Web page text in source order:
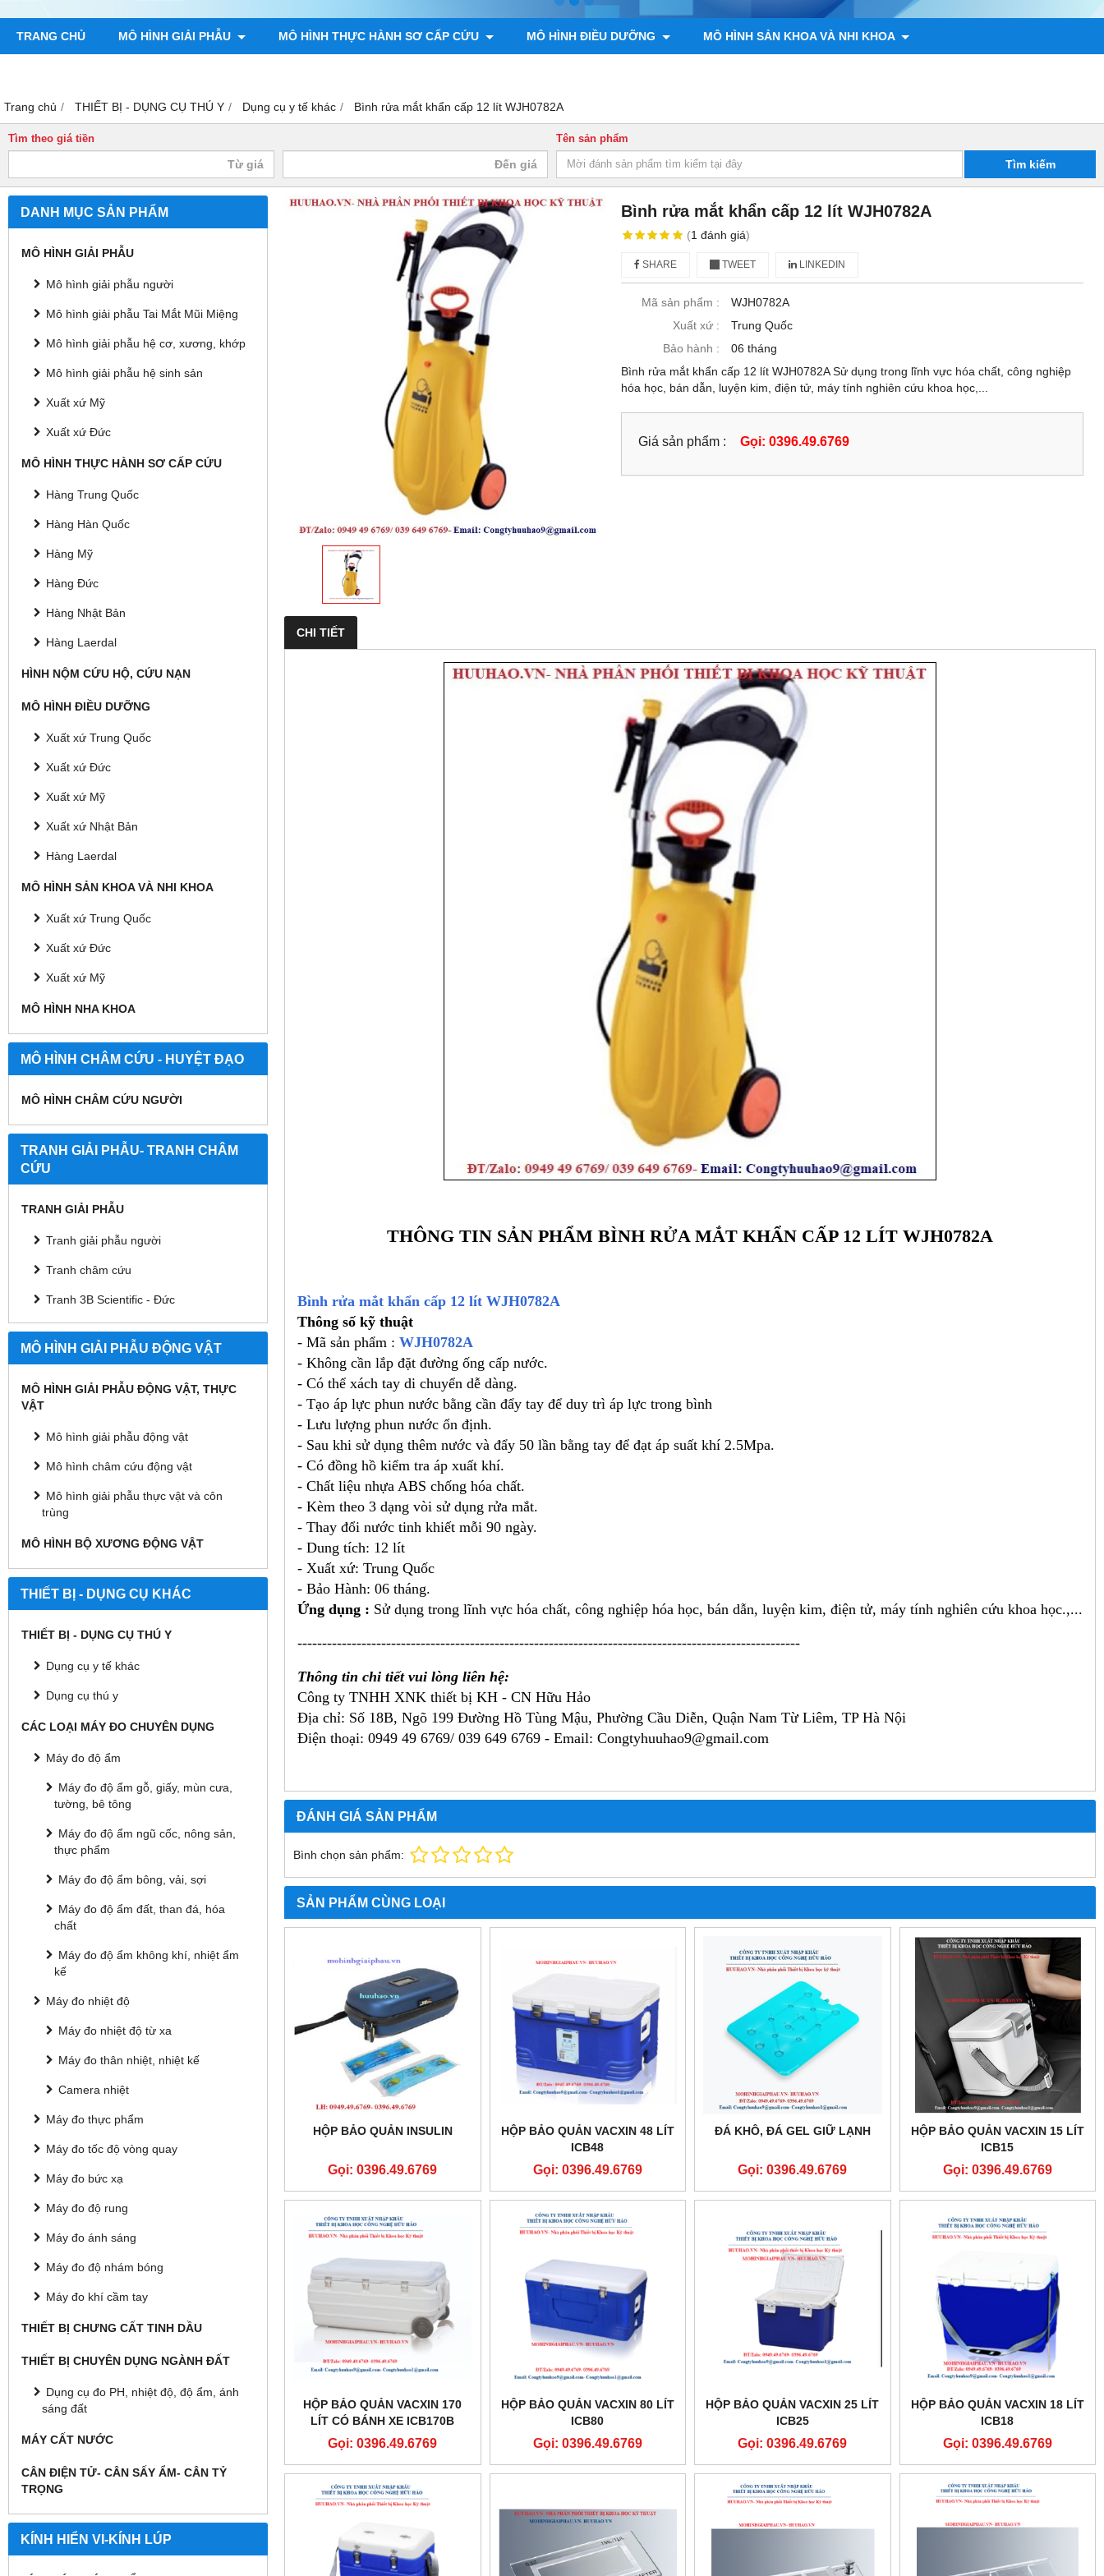
TRANG CHỦ MÔ HÌNH GIẢI PHẪU MÔ HÌNH THỰC HÀNH SƠ CẤP CỨU MÔ HÌNH ĐIỀU DƯỠNG MÔ HÌNH SẢN KHOA VÀ NHI KHOA
Trang chủ THIẾT BỊ - DỤNG CỤ THÚ Y Dụng cụ y tế khác Bình rửa mắt khẩn cấp 12 lít WJH0782A
Tìm theo giá tiền Tên sản phẩm
Tìm kiếm
DANH MỤC SẢN PHẨM
MÔ HÌNH GIẢI PHẪU
Mô hình giải phẫu người
Mô hình giải phẫu Tai Mắt Mũi Miệng
Mô hình giải phẫu hệ cơ, xương, khớp
Mô hình giải phẫu hệ sinh sản
Xuất xứ Mỹ
Xuất xứ Đức
MÔ HÌNH THỰC HÀNH SƠ CẤP CỨU
Hàng Trung Quốc
Hàng Hàn Quốc
Hàng Mỹ
Hàng Đức
Hàng Nhật Bản
Hàng Laerdal
HÌNH NỘM CỨU HỘ, CỨU NẠN
MÔ HÌNH ĐIỀU DƯỠNG
Xuất xứ Trung Quốc
Xuất xứ Đức
Xuất xứ Mỹ
Xuất xứ Nhật Bản
Hàng Laerdal
MÔ HÌNH SẢN KHOA VÀ NHI KHOA
Xuất xứ Trung Quốc
Xuất xứ Đức
Xuất xứ Mỹ
MÔ HÌNH NHA KHOA
MÔ HÌNH CHÂM CỨU - HUYỆT ĐẠO
MÔ HÌNH CHÂM CỨU NGƯỜI
TRANH GIẢI PHẪU- TRANH CHÂM
CỨU
TRANH GIẢI PHẪU
Tranh giải phẫu người
Tranh châm cứu
Tranh 3B Scientific - Đức
MÔ HÌNH GIẢI PHẪU ĐỘNG VẬT
MÔ HÌNH GIẢI PHẪU ĐỘNG VẬT, THỰC
VẬT
Mô hình giải phẫu động vật
Mô hình châm cứu động vật
Mô hình giải phẫu thực vật và côn
trùng
MÔ HÌNH BỘ XƯƠNG ĐỘNG VẬT
THIẾT BỊ - DỤNG CỤ KHÁC
THIẾT BỊ - DỤNG CỤ THÚ Y
Dụng cụ y tế khác
Dụng cụ thú y
CÁC LOẠI MÁY ĐO CHUYÊN DỤNG
Máy đo độ ẩm
Máy đo độ ẩm gỗ, giấy, mùn cưa,
tường, bê tông
Máy đo độ ẩm ngũ cốc, nông sản,
thực phẩm
Máy đo độ ẩm bông, vải, sợi
Máy đo độ ẩm đất, than đá, hóa
chất
Máy đo độ ẩm không khí, nhiệt ẩm
kế
Máy đo nhiệt độ
Máy đo nhiệt độ từ xa
Máy đo thân nhiệt, nhiệt kế
Camera nhiệt
Máy đo thực phẩm
Máy đo tốc độ vòng quay
Máy đo bức xạ
Máy đo độ rung
Máy đo ánh sáng
Máy đo độ nhám bóng
Máy đo khí cầm tay
THIẾT BỊ CHƯNG CẤT TINH DẦU
THIẾT BỊ CHUYÊN DỤNG NGÀNH ĐẤT
Dụng cụ đo PH, nhiệt độ, độ ẩm, ánh
sáng đất
MÁY CẤT NƯỚC
CÂN ĐIỆN TỬ- CÂN SẤY ẨM- CÂN TỶ
TRỌNG
KÍNH HIỂN VI-KÍNH LÚP
Bình rửa mắt khẩn cấp 12 lít WJH0782A
(1đánh giá)
SHARE TWEET LINKEDIN
Mã sản phẩm :
WJH0782A
Xuất xứ :
Trung Quốc
Bảo hành :
06 tháng
Bình rửa mắt khẩn cấp 12 lít WJH0782A Sử dụng trong lĩnh vực hóa chất, công nghiệp
hóa học, bán dẫn, luyện kim, điện tử, máy tính nghiên cứu khoa học,...
Giá sản phẩm : Gọi: 0396.49.6769
CHI TIẾT
THÔNG TIN SẢN PHẨM BÌNH RỬA MẮT KHẨN CẤP 12 LÍT WJH0782A
Bình rửa mắt khẩn cấp 12 lít WJH0782A
Thông số kỹ thuật
- Mã sản phẩm : WJH0782A
- Không cần lắp đặt đường ống cấp nước.
- Có thể xách tay di chuyển dễ dàng.
- Tạo áp lực phun nước bằng cần đẩy tay để duy trì áp lực trong bình
- Lưu lượng phun nước ổn định.
- Sau khi sử dụng thêm nước và đẩy 50 lần bằng tay để đạt áp suất khí 2.5Mpa.
- Có đồng hồ kiểm tra áp xuất khí.
- Chất liệu nhựa ABS chống hóa chất.
- Kèm theo 3 dạng vòi sử dụng rửa mắt.
- Thay đổi nước tinh khiết mỗi 90 ngày.
- Dung tích: 12 lít
- Xuất xứ: Trung Quốc
- Bảo Hành: 06 tháng.
Ứng dụng : Sử dụng trong lĩnh vực hóa chất, công nghiệp hóa học, bán dẫn, luyện kim, điện tử, máy tính nghiên cứu khoa học.,...
------------------------------------------------------------------------------------------------------
Thông tin chi tiết vui lòng liên hệ:
Công ty TNHH XNK thiết bị KH - CN Hữu Hảo
Địa chỉ: Số 18B, Ngõ 199 Đường Hồ Tùng Mậu, Phường Cầu Diễn, Quận Nam Từ Liêm, TP Hà Nội
Điện thoại: 0949 49 6769/ 039 649 6769 - Email: Congtyhuuhao9@gmail.com
ĐÁNH GIÁ SẢN PHẨM
Bình chọn sản phẩm:
SẢN PHẨM CÙNG LOẠI
HỘP BẢO QUẢN INSULIN
Gọi: 0396.49.6769
HỘP BẢO QUẢN VACXIN 48 LÍT
ICB48
Gọi: 0396.49.6769
ĐÁ KHÔ, ĐÁ GEL GIỮ LẠNH
Gọi: 0396.49.6769
HỘP BẢO QUẢN VACXIN 15 LÍT
ICB15
Gọi: 0396.49.6769
HỘP BẢO QUẢN VACXIN 170
LÍT CÓ BÁNH XE ICB170B
Gọi: 0396.49.6769
HỘP BẢO QUẢN VACXIN 80 LÍT
ICB80
Gọi: 0396.49.6769
HỘP BẢO QUẢN VACXIN 25 LÍT
ICB25
Gọi: 0396.49.6769
HỘP BẢO QUẢN VACXIN 18 LÍT
ICB18
Gọi: 0396.49.6769